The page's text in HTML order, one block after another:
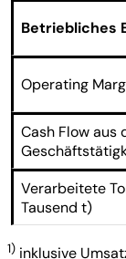
Betriebliches
Operating
Cash Flow aus
Verarbeitete
Tausend t)
1) inklusive